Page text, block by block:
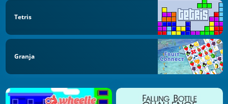
Tetris
Granja